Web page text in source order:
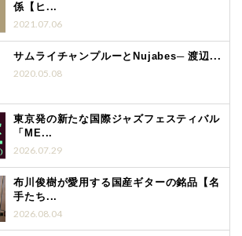
係【ヒ...
2021.07.06
サムライチャンプルーとNujabes─ 渡辺...
2020.05.08
東京発の新たな国際ジャズフェスティバル
「ME...
2026.07.29
布川俊樹が愛用する国産ギターの銘品【名
手たち...
2026.08.04